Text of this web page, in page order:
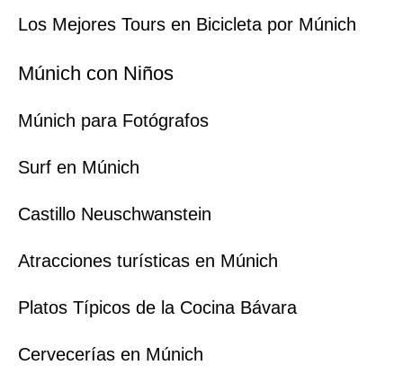
Los Mejores Tours en Bicicleta por Múnich
Múnich con Niños
Múnich para Fotógrafos
Surf en Múnich
Castillo Neuschwanstein
Atracciones turísticas en Múnich
Platos Típicos de la Cocina Bávara
Cervecerías en Múnich